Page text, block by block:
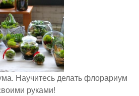
Научитесь делать флорариум
руками!